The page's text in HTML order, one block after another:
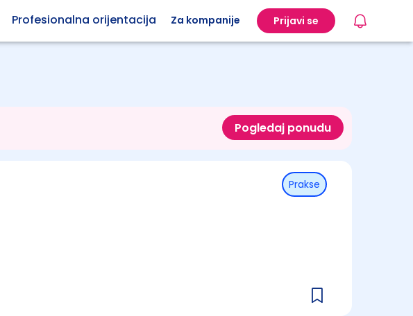
Profesionalna orijentacija Za kompanije Prijavi se
Pogledaj ponudu
Prakse